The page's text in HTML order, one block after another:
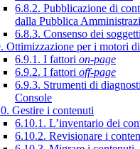
6.8.2. Pubblicazione di
dalla Pubblica
6.8.3. Consenso dei
Ottimizzazione per i motori
6.9.1. I fattori on-page
6.9.2. I fattori off-page
6.9.3. Strumenti di
Console
Gestire i contenuti
6.10.1. L’inventario dei
6.10.2. Revisionare i